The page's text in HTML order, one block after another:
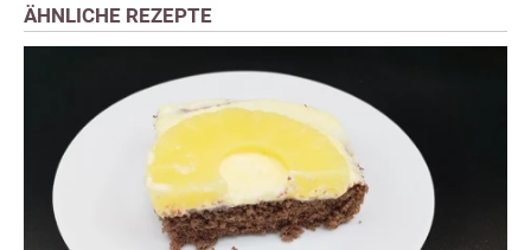
ÄHNLICHE REZEPTE